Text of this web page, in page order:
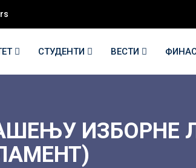
СТУДЕНТИ ВЕСТИ
ИЗБОРНЕ